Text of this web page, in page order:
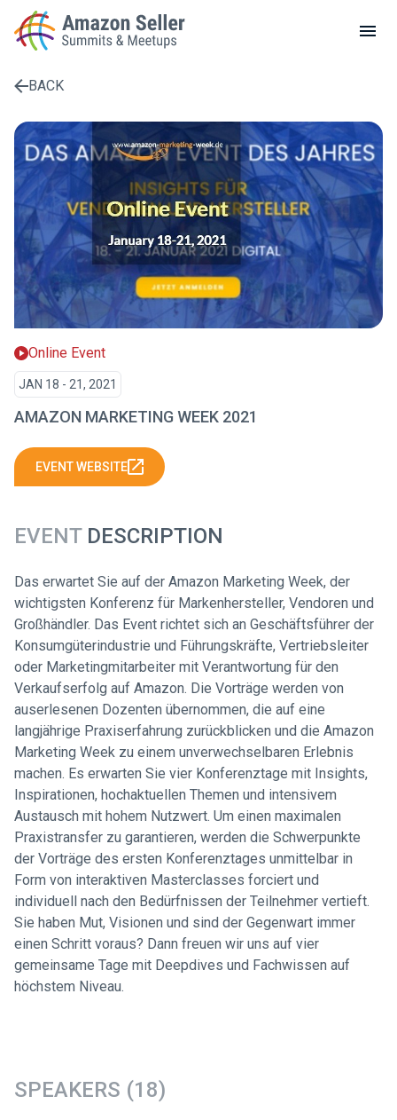
LOCAL MEETUPS
ABOUT
CONTACT
Enter a search term to find results
BACK
Online Event
JAN 18 - 21, 2021
AMAZON MARKETING WEEK 2021
EVENT WEBSITE
EVENTDESCRIPTION
Das erwartet Sie auf der Amazon Marketing Week, der
wichtigsten Konferenz für Markenhersteller, Vendoren und
Großhändler. Das Event richtet sich an Geschäftsführer der
Konsumgüterindustrie und Führungskräfte, Vertriebsleiter
oder Marketingmitarbeiter mit Verantwortung für den
Verkaufserfolg auf Amazon. Die Vorträge werden von
auserlesenen Dozenten übernommen, die auf eine
langjährige Praxiserfahrung zurückblicken und die Amazon
Marketing Week zu einem unverwechselbaren Erlebnis
machen. Es erwarten Sie vier Konferenztage mit Insights,
Inspirationen, hochaktuellen Themen und intensivem
Austausch mit hohem Nutzwert. Um einen maximalen
Praxistransfer zu garantieren, werden die Schwerpunkte
der Vorträge des ersten Konferenztages unmittelbar in
Form von interaktiven Masterclasses forciert und
individuell nach den Bedürfnissen der Teilnehmer vertieft.
Sie haben Mut, Visionen und sind der Gegenwart immer
einen Schritt voraus? Dann freuen wir uns auf vier
gemeinsame Tage mit Deepdives und Fachwissen auf
höchstem Niveau.
SPEAKERS (18)